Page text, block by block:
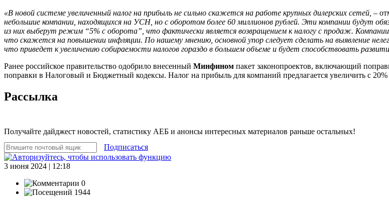
«В новой системе увеличенный налог на прибыль не сильно скажется на работе крупных дилерских сетей, –
небольшие компании, находящихся на УСН, но с оборотом более 60 миллионов рублей. Эти компании будут
из них выберут режим “5% с оборота”, что фактически является возвращением к налогу с продаж.
что скажется на повышении инфляции. По нашему мнению, основной упор следует сделать на выявление
что приведет к увеличению собираемости налогов гораздо в большем объеме и будет способствовать
Ранее российское правительство одобрило внесенный Минфином пакет законопроектов, включающий
поправки в Налоговый и Бюджетный кодексы. Налог на прибыль для компаний предлагается увеличить с
Рассылка
Получайте дайджест новостей, статистику АЕБ и анонсы интересных материалов раньше остальных!
Подписаться
3 июня 2024 | 12:18
0
1944